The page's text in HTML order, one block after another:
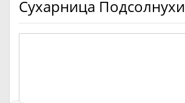
Сухарница Подсолнухи